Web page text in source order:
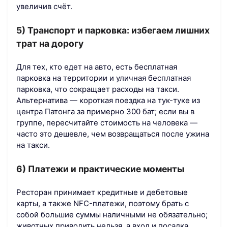
увеличив счёт.
5) Транспорт и парковка: избегаем лишних
трат на дорогу
Для тех, кто едет на авто, есть бесплатная
парковка на территории и уличная бесплатная
парковка, что сокращает расходы на такси.
Альтернатива — короткая поездка на тук-туке из
центра Патонга за примерно 300 бат; если вы в
группе, пересчитайте стоимость на человека —
часто это дешевле, чем возвращаться после ужина
на такси.
6) Платежи и практические моменты
Ресторан принимает кредитные и дебетовые
карты, а также NFC-платежи, поэтому брать с
собой большие суммы наличными не обязательно;